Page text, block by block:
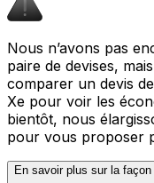
Nous n’avons pas
paire de devises,
comparer un devis
Xe pour voir les
bientôt, nous
pour vous proposer
En savoir plus sur la